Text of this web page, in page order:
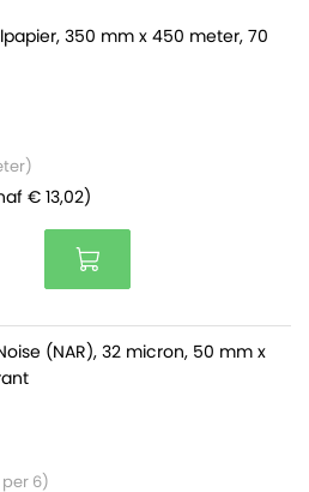
die ontvangers een
bieden om de verzendzak te
De tweede (binnenste)
Die blijft ongebruikt bij de
x 770 mm verzendzakken een
geproduceerd uit
de zakken zelf zijn ook
dubbellaagse LDPE-folie
en
350 mm x 450 meter, 70
€ 13,02)
(NAR), 32 micron, 50 mm x
6)